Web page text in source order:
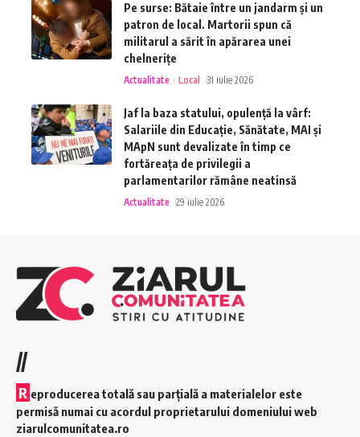
Pe surse: Bătaie între un jandarm și un
patron de local. Martorii spun că
militarul a sărit în apărarea unei
chelnerițe
Actualitate Local 31 iulie 2026
Jaf la baza statului, opulență la vârf:
Salariile din Educație, Sănătate, MAI și
MApN sunt devalizate în timp ce
fortăreața de privilegii a
parlamentarilor rămâne neatinsă
Actualitate 29 iulie 2026
//
R eproducerea totală sau parțială a materialelor este
permisă numai cu acordul proprietarului domeniului web
ziarulcomunitatea.ro